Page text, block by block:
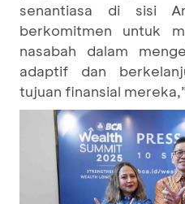
senantiasa di sisi
berkomitmen untuk
nasabah dalam
adaptif dan
tujuan finansial